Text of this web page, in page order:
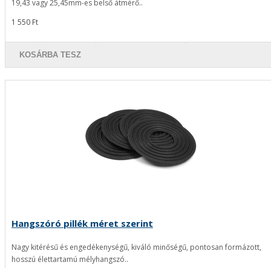
19,43 vagy 25,45mm-es belső átmérő..
1 550 Ft
KOSÁRBA TESZ
Hangszóró pillék méret szerint
Nagy kitérésű és engedékenységű, kiváló minőségű, pontosan formázott,
hosszú élettartamú mélyhangszó..